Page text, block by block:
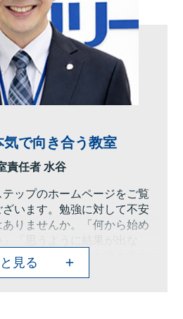
で向き合う教室
責任者 水谷
ップのホームページをご覧
います。勉強に対して不安
りませんか。「何から始め
か不安」といった声を多く
、その背景にある原因を丁
見る